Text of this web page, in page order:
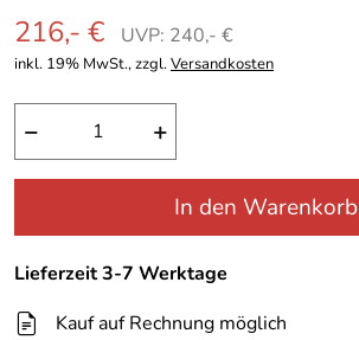
216,- € UVP: 240,- €
inkl. 19% MwSt., zzgl.Versandkosten
− +
In den Warenkorb
Lieferzeit 3-7 Werktage
Kauf auf Rechnung möglich